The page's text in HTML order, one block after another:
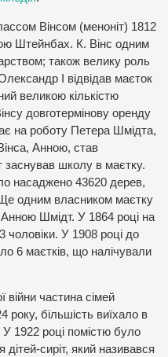
Вінсом (меноніт) 1812
Штейнбах. К. Вінс одним
також велику роль
I відвідав маєток
великою кількістю
довготермінову оренду
на роботу Петера Шмідта,
Анною, став
заснував школу в маєтку.
насаджено 43620 дерев,
одним власником маєтку
Шмідт. У 1864 році на
чоловіки. У 1908 році до
6 маєтків, що налічували
війни частина сімей
року, більшість виїхало в
1922 році помістю було
сиріт, який називався